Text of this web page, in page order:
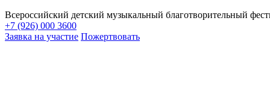
Всероссийский детский музыкальный благотворительный
+7 (926) 000 3600
Заявка на участие Пожертвовать